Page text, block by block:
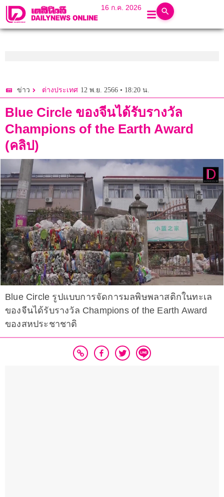
16 ก.ค. 2026
ข่าว ต่างประเทศ 12 พ.ย. 2566 • 18:20 น.
Blue Circle ของจีนได้รับรางวัล
Champions of the Earth Award
(คลิป)
Blue Circle รูปแบบการจัดการมลพิษพลาสติกในทะเล
ของจีนได้รับรางวัล Champions of the Earth Award
ของสหประชาชาติ